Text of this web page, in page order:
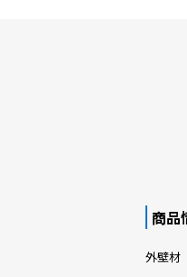
商品
外壁材